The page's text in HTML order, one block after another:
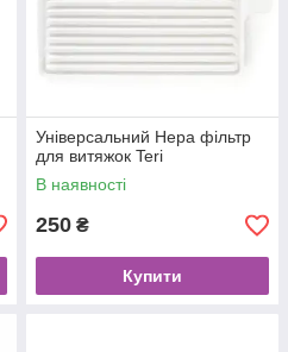
Універсальний Hepa фільтр
для витяжок Teri
В наявності
250 ₴
Купити